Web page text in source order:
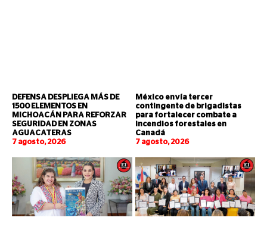
DEFENSA DESPLIEGA MÁS DE
1500 ELEMENTOS EN
MICHOACÁN PARA REFORZAR
SEGURIDAD EN ZONAS
AGUACATERAS
7 agosto, 2026
México envía tercer
contingente de brigadistas
para fortalecer combate a
incendios forestales en
Canadá
7 agosto, 2026